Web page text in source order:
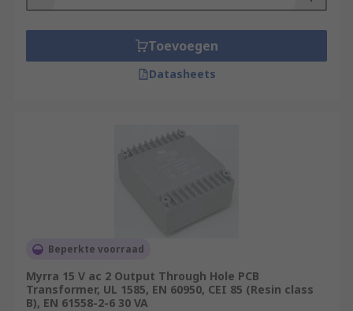
Toevoegen
Datasheets
Beperkte voorraad
Myrra 15 V ac 2 Output Through Hole PCB
Transformer, UL 1585, EN 60950, CEI 85 (Resin class
B), EN 61558-2-6 30 VA